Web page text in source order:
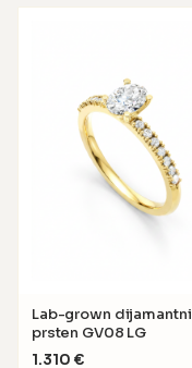
Lab-grown dijamantni
prsten GV08 LG
1.310 €